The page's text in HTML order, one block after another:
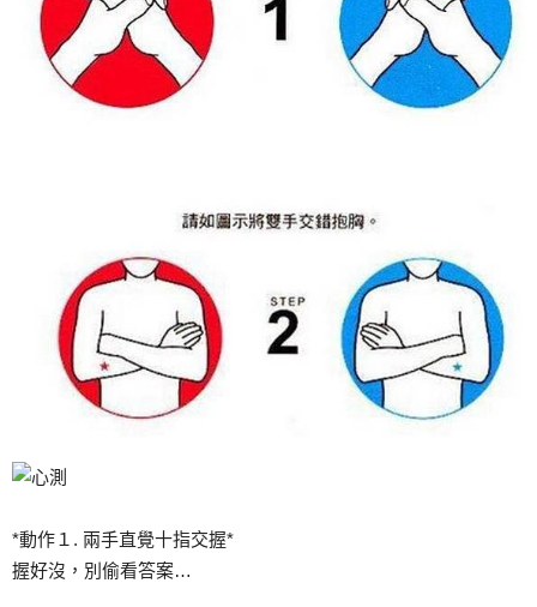
*動作１. 兩手直覺十指交握*
握好沒，別偷看答案…